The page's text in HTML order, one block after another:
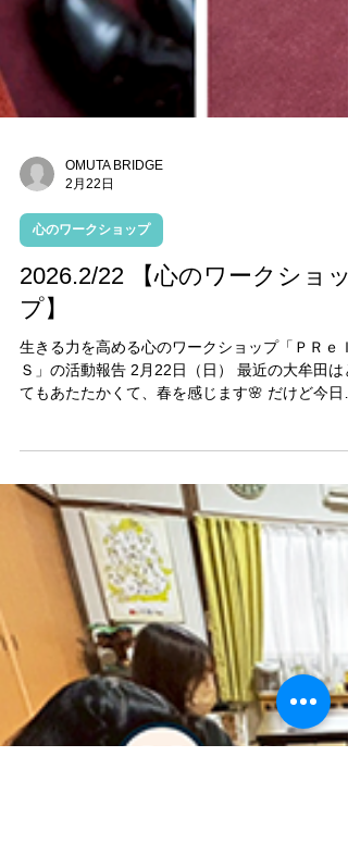
OMUTA BRIDGE
心のワークショップ
2026.2/22 【心のワークショッ
プ】
生きる力を高める心のワークショップ「ＰＲｅＩ
Ｓ」の活動報告 2月22日（日） 最近の大牟田はと
てもあたたかくて、春を感じます🌸 だけど今日
少し雨模様☔肌寒さを感じる中、今日は大牟田文
化会館にメンバー5名とスタッフ3名が集まりまし
た。